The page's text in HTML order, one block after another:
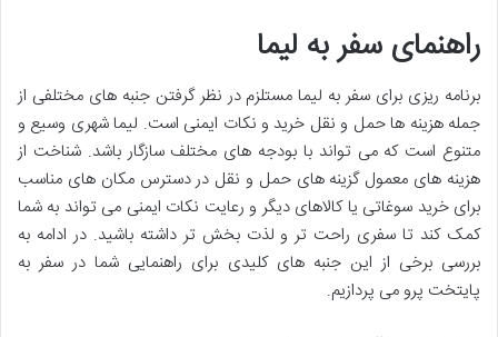
راهنمای سفر به لیما
برنامه ریزی برای سفر به لیما مستلزم در نظر گرفتن جنبه های مختلفی از
جمله هزینه ها حمل و نقل خرید و نکات ایمنی است. لیما شهری وسیع و
متنوع است که می تواند با بودجه های مختلف سازگار باشد. شناخت از
هزینه های معمول گزینه های حمل و نقل در دسترس مکان های مناسب
برای خرید سوغاتی یا کالاهای دیگر و رعایت نکات ایمنی می تواند به شما
کمک کند تا سفری راحت تر و لذت بخش تر داشته باشید. در ادامه به
بررسی برخی از این جنبه های کلیدی برای راهنمایی شما در سفر به
پایتخت پرو می پردازیم.